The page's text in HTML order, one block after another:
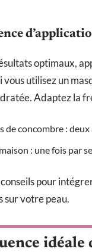
optimaux,
vous utilisez un
Adaptez la
de concombre :
: une fois par
conseils pour
sur votre peau.
idéale